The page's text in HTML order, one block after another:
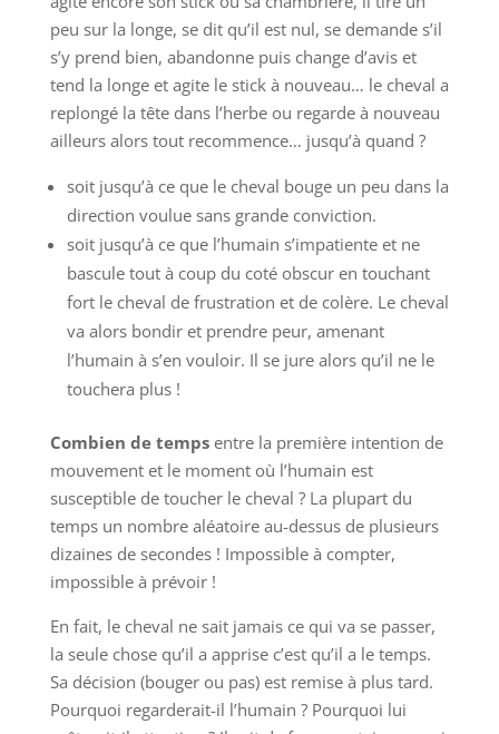
peu sur la longe, se dit qu’il est nul, se demande s’il
s’y prend bien, abandonne puis change d’avis et
tend la longe et agite le stick à nouveau… le cheval a
replongé la tête dans l’herbe ou regarde à nouveau
ailleurs alors tout recommence… jusqu’à quand ?
soit jusqu’à ce que le cheval bouge un peu dans la
direction voulue sans grande conviction.
soit jusqu’à ce que l’humain s’impatiente et ne
bascule tout à coup du coté obscur en touchant
fort le cheval de frustration et de colère. Le cheval
va alors bondir et prendre peur, amenant
l’humain à s’en vouloir. Il se jure alors qu’il ne le
touchera plus !
Combien de tempsentre la première intention de
mouvement et le moment où l’humain est
susceptible de toucher le cheval ? La plupart du
temps un nombre aléatoire au-dessus de plusieurs
dizaines de secondes ! Impossible à compter,
impossible à prévoir !
En fait, le cheval ne sait jamais ce qui va se passer,
la seule chose qu’il a apprise c’est qu’il a le temps.
Sa décision (bouger ou pas) est remise à plus tard.
Pourquoi regarderait-il l’humain ? Pourquoi lui